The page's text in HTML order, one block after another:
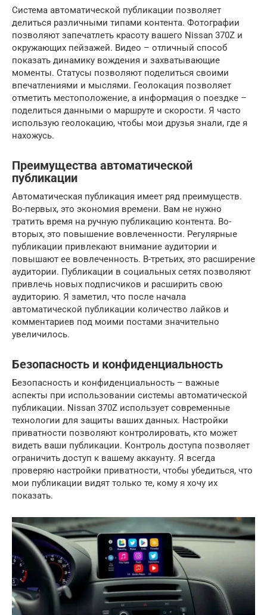
Система автоматической публикации позволяет
делиться различными типами контента. Фотографии
позволяют запечатлеть красоту вашего Nissan 370Z и
окружающих пейзажей. Видео – отличный способ
показать динамику вождения и захватывающие
моменты. Статусы позволяют поделиться своими
впечатлениями и мыслями. Геолокация позволяет
отметить местоположение, а информация о поездке –
поделиться данными о маршруте и скорости. Я часто
использую геолокацию, чтобы мои друзья знали, где я
нахожусь.
Преимущества автоматической
публикации
Автоматическая публикация имеет ряд преимуществ.
Во-первых, это экономия времени. Вам не нужно
тратить время на ручную публикацию контента. Во-
вторых, это повышение вовлеченности. Регулярные
публикации привлекают внимание аудитории и
повышают ее вовлеченность. В-третьих, это расширение
аудитории. Публикации в социальных сетях позволяют
привлечь новых подписчиков и расширить свою
аудиторию. Я заметил, что после начала
автоматической публикации количество лайков и
комментариев под моими постами значительно
увеличилось.
Безопасность и конфиденциальность
Безопасность и конфиденциальность – важные
аспекты при использовании системы автоматической
публикации. Nissan 370Z использует современные
технологии для защиты ваших данных. Настройки
приватности позволяют контролировать, кто может
видеть ваши публикации. Контроль доступа позволяет
ограничить доступ к вашему аккаунту. Я всегда
проверяю настройки приватности, чтобы убедиться, что
мои публикации видят только те, кому я хочу их
показать.